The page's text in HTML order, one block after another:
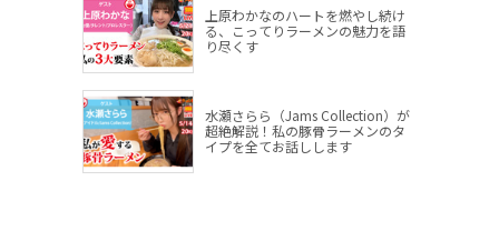
上原わかなのハートを燃やし続け
る、こってりラーメンの魅力を語
り尽くす
水瀬さらら（Jams Collection）が
超絶解説！私の豚骨ラーメンのタ
イプを全てお話しします